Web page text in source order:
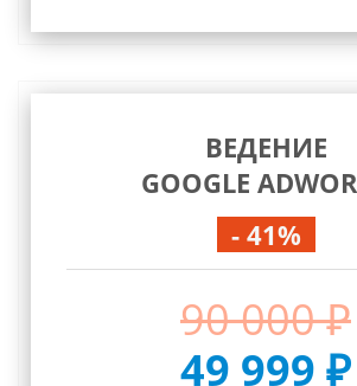
ВЕДЕНИЕ
GOOGLE
- 41%
90 000 ₽
49 999 ₽